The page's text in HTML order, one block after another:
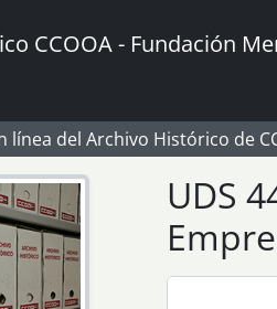
CCOOA - Fundación
línea del Archivo Histórico de
UDS